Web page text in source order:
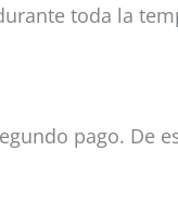
toda la
pago. De